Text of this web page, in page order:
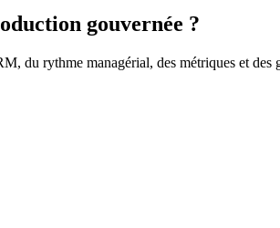
gouvernée ?
rythme managérial, des métriques et des